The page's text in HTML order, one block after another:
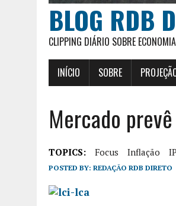
BLOG RDB
CLIPPING DIÁRIO SOBRE
INÍCIO SOBRE
Mercado
TOPICS: Focus Inflação
POSTED BY: REDAÇÃO RDB DIRETO